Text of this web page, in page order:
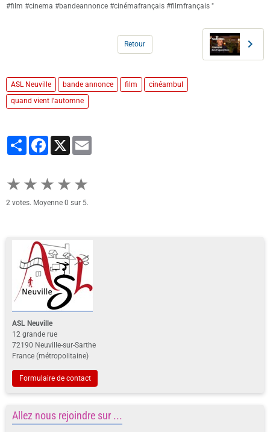
#film #cinema #bandeannonce #cinémafrançais #filmfrançais "
Retour
ASL Neuville bande annonce film
cinéambul
quand vient l'automne
PartagerFacebook
★ ★ ★ ★ ★
2 votes. Moyenne 0 sur 5.
ASL Neuville
12 grande rue
72190 Neuville-sur-Sarthe
France (métropolitaine)
Formulaire de contact
Allez nous rejoindre sur ...